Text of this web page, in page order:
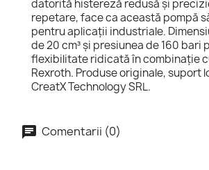
datorită histereză redusă și
repetare, face ca această pompă
pentru aplicații industriale.
de 20 cm³ și presiunea de 160 bari
flexibilitate ridicată în combinație
Rexroth. Produse originale, suport
CreatX Technology SRL.
Comentarii (0)